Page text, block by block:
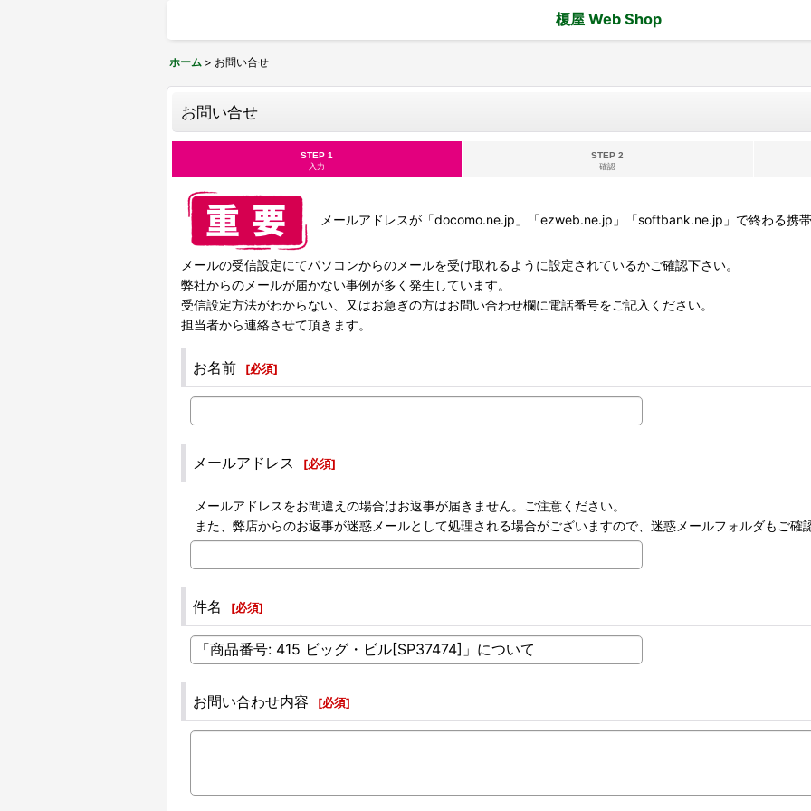
榎屋 Web Shop
ホーム > お問い合せ
お問い合せ
STEP 1
入力
STEP 2
確認
メールアドレスが「docomo.ne.jp」「ezweb.ne.jp」「softbank.ne.jp」で終わる携
メールの受信設定にてパソコンからのメールを受け取れるように設定されているかご確認下さい。
弊社からのメールが届かない事例が多く発生しています。
受信設定方法がわからない、又はお急ぎの方はお問い合わせ欄に電話番号をご記入ください。
担当者から連絡させて頂きます。
お名前 [必須]
メールアドレス [必須]
メールアドレスをお間違えの場合はお返事が届きません。ご注意ください。
また、弊店からのお返事が迷惑メールとして処理される場合がございますので、迷惑メールフォルダもご確
件名 [必須]
お問い合わせ内容 [必須]